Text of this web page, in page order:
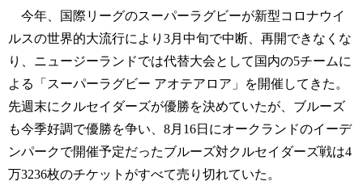
今年、国際リーグのスーパーラグビーが新型コロナウイ
ルスの世界的大流行により3月中旬で中断、再開できなくな
り、ニュージーランドでは代替大会として国内の5チームに
よる「スーパーラグビー アオテアロア」を開催してきた。
先週末にクルセイダーズが優勝を決めていたが、ブルーズ
も今季好調で優勝を争い、8月16日にオークランドのイーデ
ンパークで開催予定だったブルーズ対クルセイダーズ戦は4
万3236枚のチケットがすべて売り切れていた。